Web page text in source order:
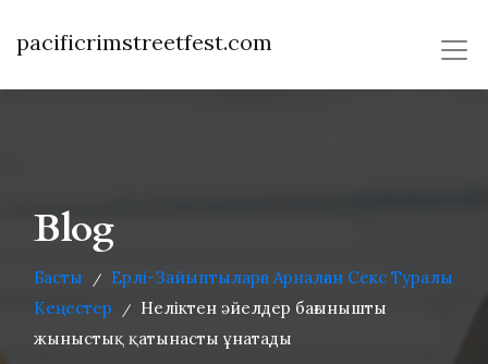
pacificrimstreetfest.com
Blog
Басты /
Ерлі-Зайыптыларға Арналған Секс Туралы
Кеңестер
/
Неліктен әйелдер бағынышты
жыныстық қатынасты ұнатады